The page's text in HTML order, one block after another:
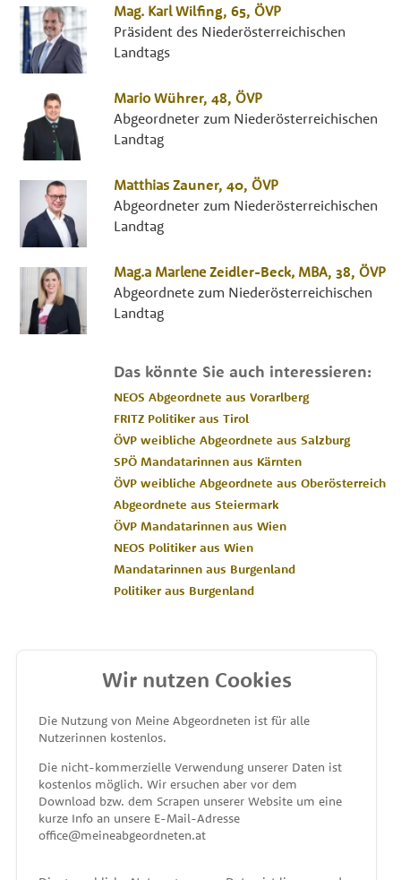
Mag. Karl Wilfing, 65, ÖVP
Präsident des Niederösterreichischen
Landtags
Mario Wührer, 48, ÖVP
Abgeordneter zum Niederösterreichischen
Landtag
Matthias Zauner, 40, ÖVP
Abgeordneter zum Niederösterreichischen
Landtag
Mag.a Marlene Zeidler-Beck, MBA, 38, ÖVP
Abgeordnete zum Niederösterreichischen
Landtag
Das könnte Sie auch interessieren:
NEOS Abgeordnete aus Vorarlberg
FRITZ Politiker aus Tirol
ÖVP weibliche Abgeordnete aus Salzburg
SPÖ Mandatarinnen aus Kärnten
ÖVP weibliche Abgeordnete aus Oberösterreich
Abgeordnete aus Steiermark
ÖVP Mandatarinnen aus Wien
NEOS Politiker aus Wien
Mandatarinnen aus Burgenland
Politiker aus Burgenland
MEINE ABGEORDNETEN
unterstützt von
Wir nutzen Cookies
Die Nutzung von Meine Abgeordneten ist für alle
Nutzerinnen kostenlos.
Die nicht-kommerzielle Verwendung unserer Daten ist
kostenlos möglich. Wir ersuchen aber vor dem
Download bzw. dem Scrapen unserer Website um eine
kurze Info an unsere E-Mail-Adresse
office@meineabgeordneten.at